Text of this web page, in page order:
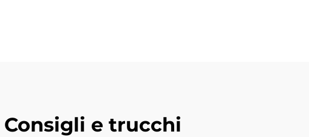
Consigli e trucchi